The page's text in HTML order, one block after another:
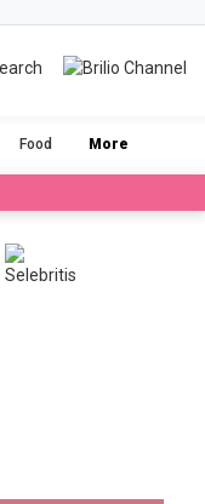
Food More
NGAKAK
JALAN-JALAN